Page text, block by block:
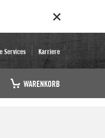
Services Karriere
WARENKORB